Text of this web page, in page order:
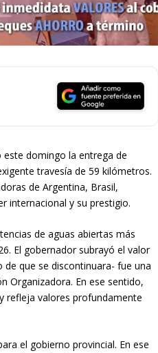
domingo la entrega de
travesía de 59 kilómetros.
de Argentina, Brasil,
internacional y su prestigio.
de aguas abiertas más
El gobernador subrayó el valor
que se discontinuara- fue una
Organizadora. En ese sentido,
refleja valores profundamente
el gobierno provincial. En ese